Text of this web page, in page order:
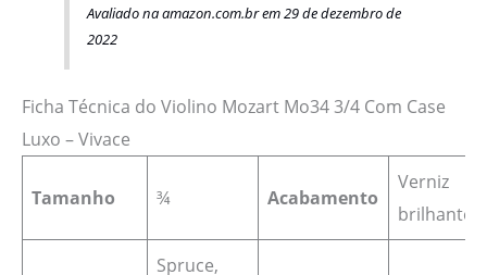
Avaliado na amazon.com.br em 29 de dezembro de
2022
Ficha Técnica do Violino Mozart Mo34 3/4 Com Case
Luxo – Vivace
Tamanho ¾ Acabamento
Verniz
brilhante
Spruce,